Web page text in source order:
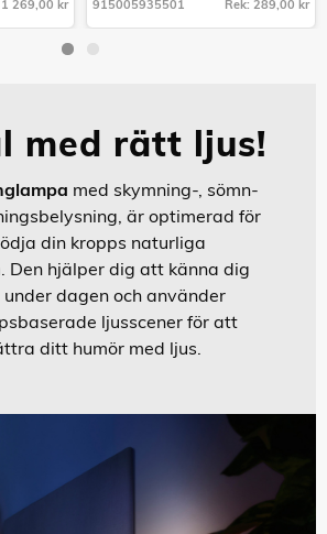
1 269,00 kr
915005935501
915005935501
Rek: 289,00 kr
med rätt ljus!
med skymning-, sömn-
är optimerad för
din kropps naturliga
Den hjälper dig att känna dig
dagen och använder
ljusscener för att
ditt humör med ljus.